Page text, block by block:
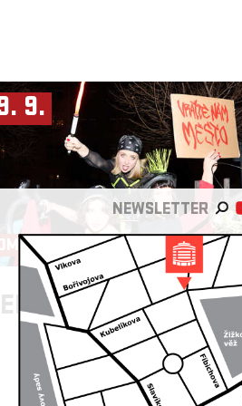
9.
►ULIČNICE
NEWSLETTER